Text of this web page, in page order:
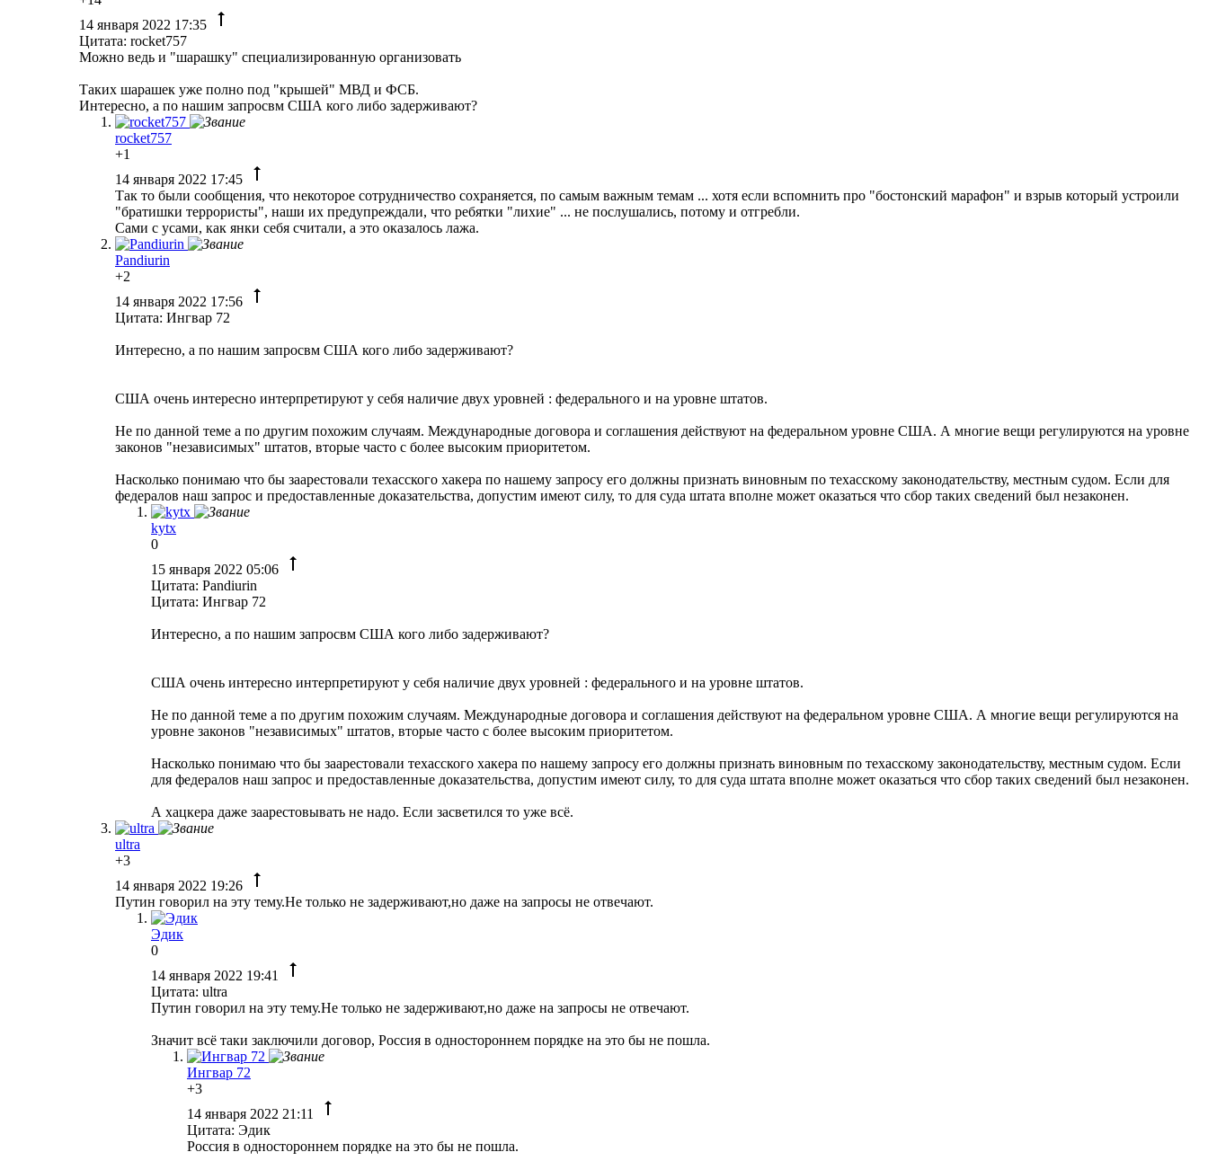
14 января 2022 17:35
Цитата: rocket757
Можно ведь и "шарашку" специализированную организовать
Таких шарашек уже полно под "крышей" МВД и ФСБ.
Интересно, а по нашим запросвм США кого либо задерживают?
rocket757
+1
14 января 2022 17:45
Так то были сообщения, что некоторое сотрудничество сохраняется, по самым важным темам ... хотя если вспомнить про "бостонский марафон" и взрыв который устроили
"братишки террористы", наши их предупреждали, что ребятки "лихие" ... не послушались, потому и отгребли.
Сами с усами, как янки себя считали, а это оказалось лажа.
Pandiurin
+2
14 января 2022 17:56
Цитата: Ингвар 72
Интересно, а по нашим запросвм США кого либо задерживают?
США очень интересно интерпретируют у себя наличие двух уровней : федерального и на уровне штатов.
Не по данной теме а по другим похожим случаям. Международные договора и соглашения действуют на федеральном уровне США. А многие вещи регулируются на уровне
законов "независимых" штатов, вторые часто с более высоким приоритетом.
Насколько понимаю что бы заарестовали техасского хакера по нашему запросу его должны признать виновным по техасскому законодательству, местным судом. Если для
федералов наш запрос и предоставленные доказательства, допустим имеют силу, то для суда штата вполне может оказаться что сбор таких сведений был незаконен.
kytx
0
15 января 2022 05:06
Цитата: Pandiurin
Цитата: Ингвар 72
Интересно, а по нашим запросвм США кого либо задерживают?
США очень интересно интерпретируют у себя наличие двух уровней : федерального и на уровне штатов.
Не по данной теме а по другим похожим случаям. Международные договора и соглашения действуют на федеральном уровне США. А многие вещи регулируются на
уровне законов "независимых" штатов, вторые часто с более высоким приоритетом.
Насколько понимаю что бы заарестовали техасского хакера по нашему запросу его должны признать виновным по техасскому законодательству, местным судом. Если
для федералов наш запрос и предоставленные доказательства, допустим имеют силу, то для суда штата вполне может оказаться что сбор таких сведений был незаконен.
А хацкера даже заарестовывать не надо. Если засветился то уже всё.
ultra
+3
14 января 2022 19:26
Путин говорил на эту тему.Не только не задерживают,но даже на запросы не отвечают.
Эдик
0
14 января 2022 19:41
Цитата: ultra
Путин говорил на эту тему.Не только не задерживают,но даже на запросы не отвечают.
Значит всё таки заключили договор, Россия в одностороннем порядке на это бы не пошла.
Ингвар 72
+3
14 января 2022 21:11
Цитата: Эдик
Россия в одностороннем порядке на это бы не пошла.